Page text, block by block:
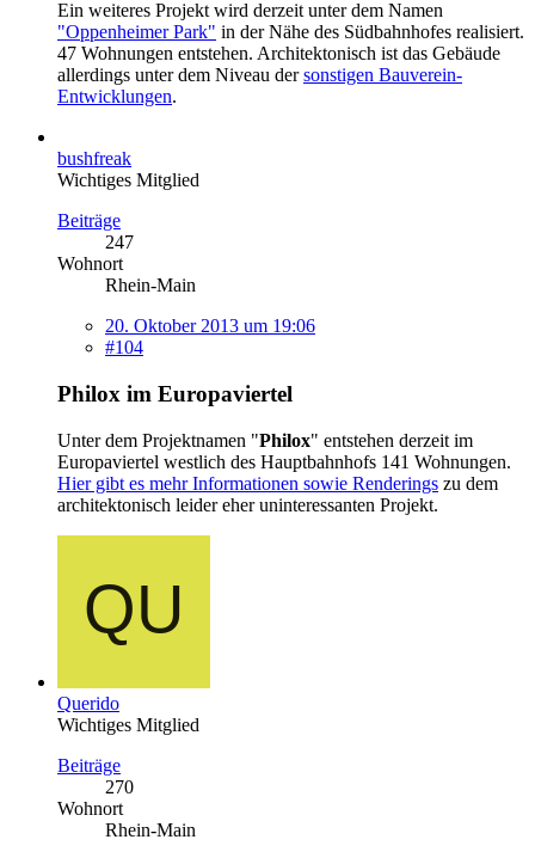
Ein weiteres Projekt wird derzeit unter dem Namen
"Oppenheimer Park" in der Nähe des Südbahnhofes realisiert.
47 Wohnungen entstehen. Architektonisch ist das Gebäude
allerdings unter dem Niveau dersonstigen Bauverein-
Entwicklungen.
bushfreak
Wichtiges Mitglied
Beiträge
247
Wohnort
Rhein-Main
20. Oktober 2013 um 19:06
#104
Philox im Europaviertel
Unter dem Projektnamen "Philox" entstehen derzeit im
Europaviertel westlich des Hauptbahnhofs 141 Wohnungen.
Hier gibt es mehr Informationen sowie Renderings zu dem
architektonisch leider eher uninteressanten Projekt.
Querido
Wichtiges Mitglied
Beiträge
270
Wohnort
Rhein-Main